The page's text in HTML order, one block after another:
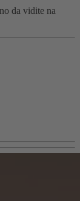
da vidite na